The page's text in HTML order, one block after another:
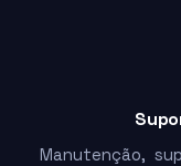
Manutenção,